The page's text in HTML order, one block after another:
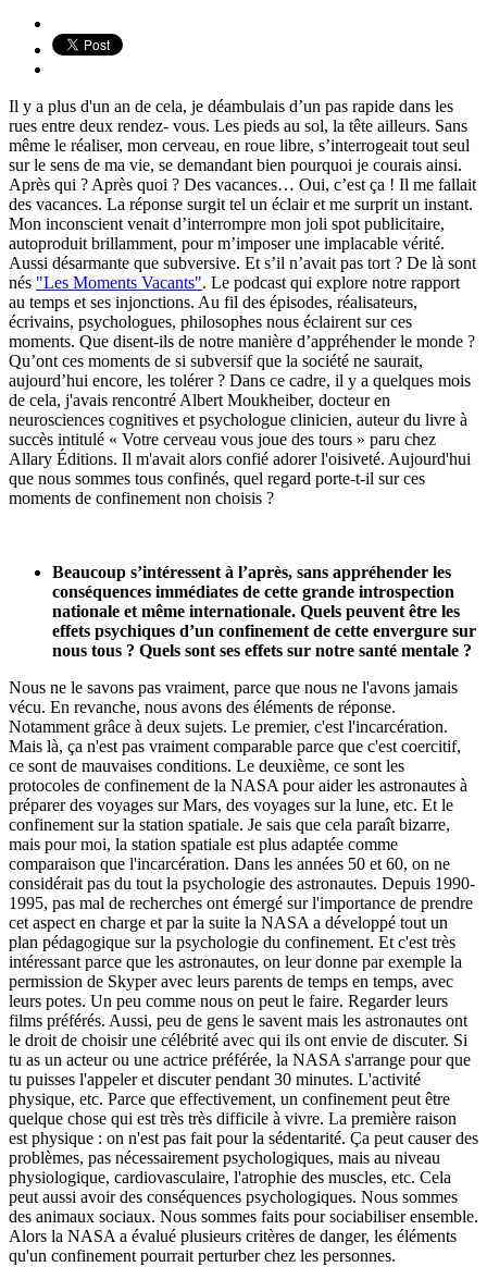
Il y a plus d'un an de cela, je déambulais d’un pas rapide dans les
rues entre deux rendez- vous. Les pieds au sol, la tête ailleurs. Sans
même le réaliser, mon cerveau, en roue libre, s’interrogeait tout seul
sur le sens de ma vie, se demandant bien pourquoi je courais ainsi.
Après qui ? Après quoi ? Des vacances… Oui, c’est ça ! Il me fallait
des vacances. La réponse surgit tel un éclair et me surprit un instant.
Mon inconscient venait d’interrompre mon joli spot publicitaire,
autoproduit brillamment, pour m’imposer une implacable vérité.
Aussi désarmante que subversive. Et s’il n’avait pas tort ? De là sont
nés "Les Moments Vacants". Le podcast qui explore notre rapport
au temps et ses injonctions. Au fil des épisodes, réalisateurs,
écrivains, psychologues, philosophes nous éclairent sur ces
moments. Que disent-ils de notre manière d’appréhender le monde ?
Qu’ont ces moments de si subversif que la société ne saurait,
aujourd’hui encore, les tolérer ? Dans ce cadre, il y a quelques mois
de cela, j'avais rencontré Albert Moukheiber, docteur en
neurosciences cognitives et psychologue clinicien, auteur du livre à
succès intitulé « Votre cerveau vous joue des tours » paru chez
Allary Éditions. Il m'avait alors confié adorer l'oisiveté. Aujourd'hui
que nous sommes tous confinés, quel regard porte-t-il sur ces
moments de confinement non choisis ?
Beaucoup s’intéressent à l’après, sans appréhender les
conséquences immédiates de cette grande introspection
nationale et même internationale. Quels peuvent être les
effets psychiques d’un confinement de cette envergure sur
nous tous ? Quels sont ses effets sur notre santé mentale ?
Nous ne le savons pas vraiment, parce que nous ne l'avons jamais
vécu. En revanche, nous avons des éléments de réponse.
Notamment grâce à deux sujets. Le premier, c'est l'incarcération.
Mais là, ça n'est pas vraiment comparable parce que c'est coercitif,
ce sont de mauvaises conditions. Le deuxième, ce sont les
protocoles de confinement de la NASA pour aider les astronautes à
préparer des voyages sur Mars, des voyages sur la lune, etc. Et le
confinement sur la station spatiale. Je sais que cela paraît bizarre,
mais pour moi, la station spatiale est plus adaptée comme
comparaison que l'incarcération. Dans les années 50 et 60, on ne
considérait pas du tout la psychologie des astronautes. Depuis 1990-
1995, pas mal de recherches ont émergé sur l'importance de prendre
cet aspect en charge et par la suite la NASA a développé tout un
plan pédagogique sur la psychologie du confinement. Et c'est très
intéressant parce que les astronautes, on leur donne par exemple la
permission de Skyper avec leurs parents de temps en temps, avec
leurs potes. Un peu comme nous on peut le faire. Regarder leurs
films préférés. Aussi, peu de gens le savent mais les astronautes ont
le droit de choisir une célébrité avec qui ils ont envie de discuter. Si
tu as un acteur ou une actrice préférée, la NASA s'arrange pour que
tu puisses l'appeler et discuter pendant 30 minutes. L'activité
physique, etc. Parce que effectivement, un confinement peut être
quelque chose qui est très très difficile à vivre. La première raison
est physique : on n'est pas fait pour la sédentarité. Ça peut causer des
problèmes, pas nécessairement psychologiques, mais au niveau
physiologique, cardiovasculaire, l'atrophie des muscles, etc. Cela
peut aussi avoir des conséquences psychologiques. Nous sommes
des animaux sociaux. Nous sommes faits pour sociabiliser ensemble.
Alors la NASA a évalué plusieurs critères de danger, les éléments
qu'un confinement pourrait perturber chez les personnes.